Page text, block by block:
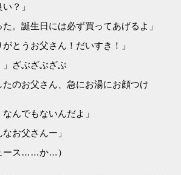
？」
。誕生日には必ず買ってあげるよ」
とうお父さん！だいすき！」
ざぶざぶざぶ
のお父さん、急にお湯にお顔つけ
んでもないんだよ」
お父さんー」
ース……か…）